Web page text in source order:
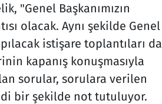
"Genel Başkanımızın
olacak. Aynı şekilde Genel
istişare toplantıları da
kapanış konuşmasıyla
sorular, sorulara verilen
bir şekilde not tutuluyor.